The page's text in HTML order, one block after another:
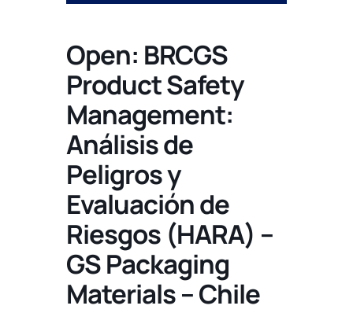
Open: BRCGS
Product Safety
Management:
Análisis de
Peligros y
Evaluación de
Riesgos (HARA) –
GS Packaging
Materials – Chile